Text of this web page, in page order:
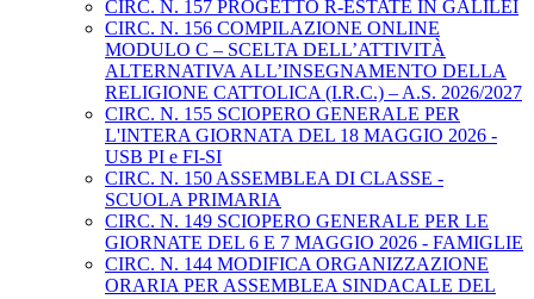
CIRC. N. 157 PROGETTO R-ESTATE IN GALILEI
CIRC. N. 156 COMPILAZIONE ONLINE
MODULO C – SCELTA DELL’ATTIVITÀ
ALTERNATIVA ALL’INSEGNAMENTO DELLA
RELIGIONE CATTOLICA (I.R.C.) – A.S. 2026/2027
CIRC. N. 155 SCIOPERO GENERALE PER
L'INTERA GIORNATA DEL 18 MAGGIO 2026 -
USB PI e FI-SI
CIRC. N. 150 ASSEMBLEA DI CLASSE -
SCUOLA PRIMARIA
CIRC. N. 149 SCIOPERO GENERALE PER LE
GIORNATE DEL 6 E 7 MAGGIO 2026 - FAMIGLIE
CIRC. N. 144 MODIFICA ORGANIZZAZIONE
ORARIA PER ASSEMBLEA SINDACALE DEL